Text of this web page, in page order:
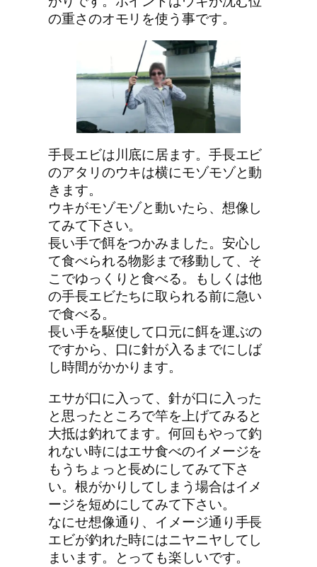
の重さのオモリを使う事です。
手長エビは川底に居ます。手長エビ
のアタリのウキは横にモゾモゾと動
きます。
ウキがモゾモゾと動いたら、想像し
てみて下さい。
長い手で餌をつかみました。安心し
て食べられる物影まで移動して、そ
こでゆっくりと食べる。もしくは他
の手長エビたちに取られる前に急い
で食べる。
長い手を駆使して口元に餌を運ぶの
ですから、口に針が入るまでにしば
し時間がかかります。
エサが口に入って、針が口に入った
と思ったところで竿を上げてみると
大抵は釣れてます。何回もやって釣
れない時にはエサ食べのイメージを
もうちょっと長めにしてみて下さ
い。根がかりしてしまう場合はイメ
ージを短めにしてみて下さい。
なにせ想像通り、イメージ通り手長
エビが釣れた時にはニヤニヤしてし
まいます。とっても楽しいです。